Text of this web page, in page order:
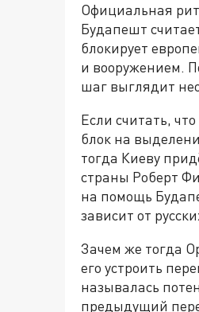
Официальная
Будапешт
блокирует
и вооружением.
шаг выглядит
Если считать,
блок на
тогда Киеву
страны Роберт
на помощь
зависит от
Зачем же тогда
его устроить
называлась
предыдущий